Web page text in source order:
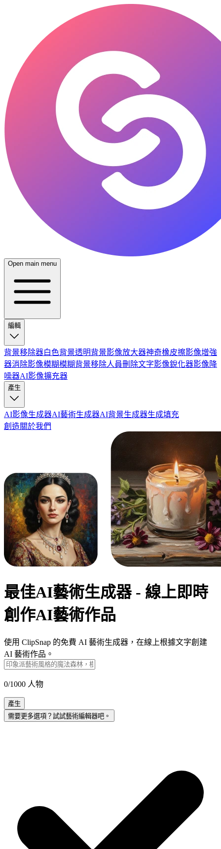
Open main menu
編輯
背景移除器白色背景透明背景影像放大器神奇橡皮擦影像增強
器消除影像模糊模糊背景移除人員刪除文字影像銳化器影像降
噪器AI影像擴充器
產生
AI影像生成器AI藝術生成器AI背景生成器生成填充
創造關於我們
最佳AI藝術生成器 - 線上即時
創作AI藝術作品
使用 ClipSnap 的免費 AI 藝術生成器，在線上根據文字創建
AI 藝術作品。
0/1000 人物
產生
需要更多選項？試試藝術編輯器吧。